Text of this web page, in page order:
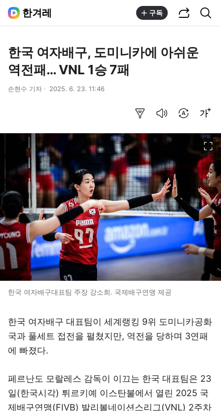
한겨레 구독
한국 여자배구, 도미니카에 아쉬운
역전패… VNL 1승 7패
손현수 기자 2025. 6. 23. 11:46
한국 여자배구대표팀 주장 강소희. 국제배구연맹 제공
한국 여자배구 대표팀이 세계랭킹 9위 도미니카공화
국과 풀세트 접전을 펼쳤지만, 역전을 당하며 3연패
에 빠졌다.
페르난도 모랄레스 감독이 이끄는 한국 대표팀은 23
일(한국시각) 튀르키예 이스탄불에서 열린 2025 국
제배구연맹(FIVB) 발리볼네이션스리그(VNL) 2주차